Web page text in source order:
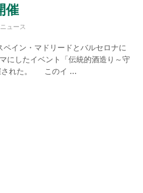
催
ニュース
イン・マドリードとバルセロナに
にしたイベント「伝統的酒造り～守
された。 このイ ...